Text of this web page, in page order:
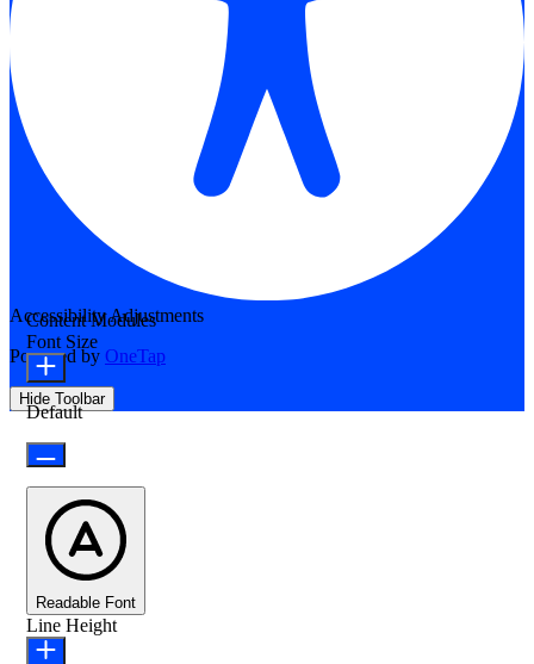
Accessibility Adjustments
Powered by OneTap
Hide Toolbar
Content Modules
Font Size
Default
Readable Font
Line Height